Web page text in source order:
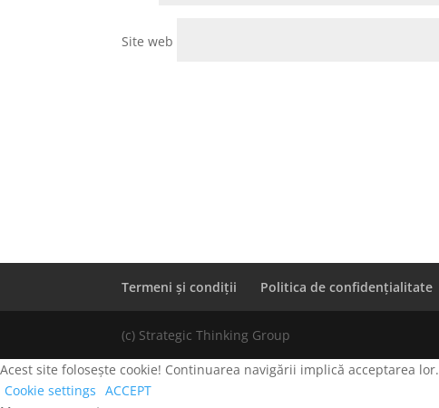
Site web
Termeni și condiții Politica de confidențialitate
(c) Strategic Thinking Group
Acest site folosește cookie! Continuarea navigării implică acceptarea lor.
Cookie settings ACCEPT